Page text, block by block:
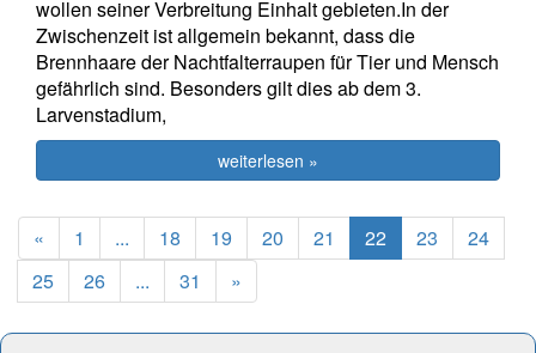
wollen seiner Verbreitung Einhalt gebieten.In der
Zwischenzeit ist allgemein bekannt, dass die
Brennhaare der Nachtfalterraupen für Tier und Mensch
gefährlich sind. Besonders gilt dies ab dem 3.
Larvenstadium,
weiterlesen »
« Previous
1 ... 18 19 20 21 22(current)
23
24
25
26 ... 31 »